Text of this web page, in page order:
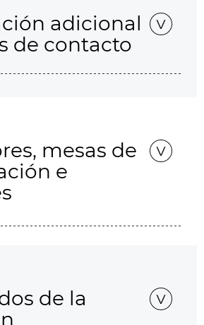
adicional
de contacto
mesas de
e
de la